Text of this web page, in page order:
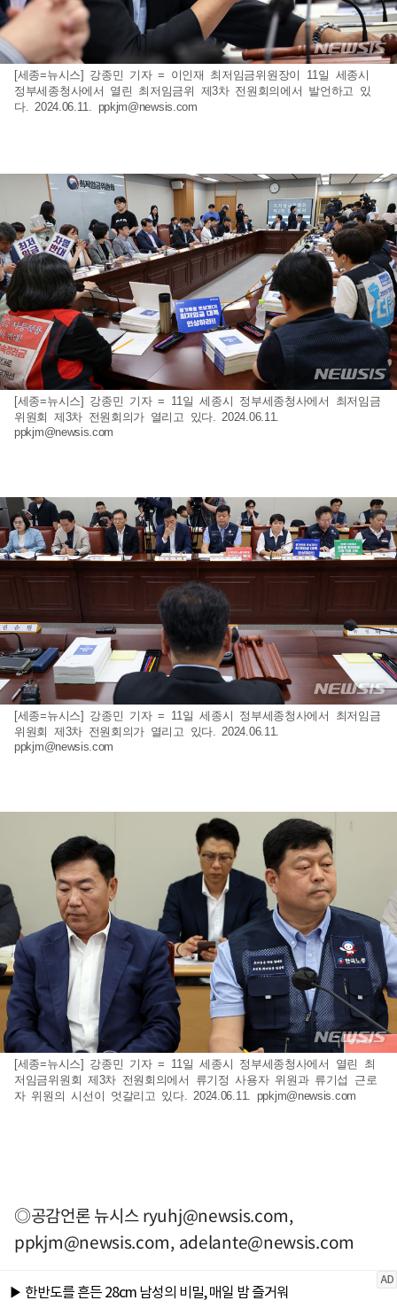
[세종=뉴시스] 강종민 기자 = 이인재 최저임금위원장이 11일 세종시
정부세종청사에서 열린 최저임금위 제3차 전원회의에서 발언하고 있
다. 2024.06.11. ppkjm@newsis.com
[세종=뉴시스] 강종민 기자 = 11일 세종시 정부세종청사에서 최저임금
위원회 제3차 전원회의가 열리고 있다. 2024.06.11.
ppkjm@newsis.com
[세종=뉴시스] 강종민 기자 = 11일 세종시 정부세종청사에서 최저임금
위원회 제3차 전원회의가 열리고 있다. 2024.06.11.
ppkjm@newsis.com
[세종=뉴시스] 강종민 기자 = 11일 세종시 정부세종청사에서 열린 최
저임금위원회 제3차 전원회의에서 류기정 사용자 위원과 류기섭 근로
자 위원의 시선이 엇갈리고 있다. 2024.06.11. ppkjm@newsis.com
◎공감언론 뉴시스ryuhj@newsis.com,
ppkjm@newsis.com, adelante@newsis.com